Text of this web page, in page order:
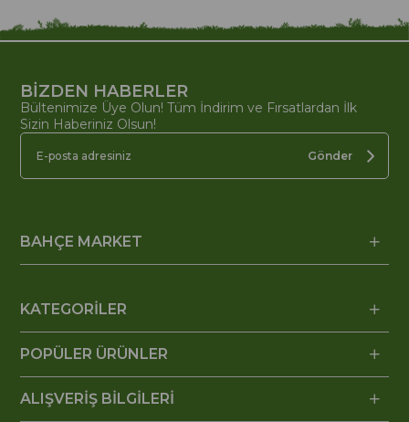
BİZDEN HABERLER
Bültenimize Üye Olun! Tüm İndirim ve Fırsatlardan İlk
Sizin Haberiniz Olsun!
Gönder
BAHÇE MARKET
KATEGORİLER
POPÜLER ÜRÜNLER
ALIŞVERİŞ BİLGİLERİ